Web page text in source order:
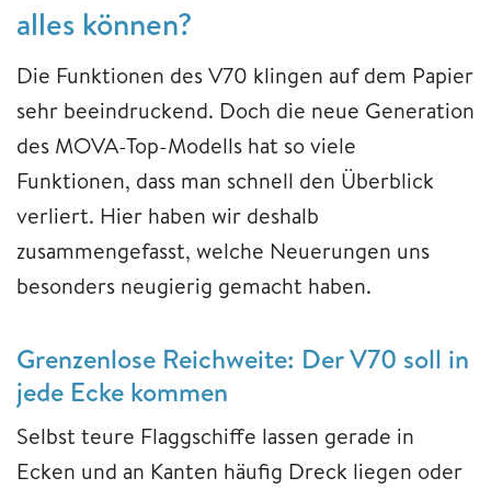
alles können?
Die Funktionen des V70 klingen auf dem Papier
sehr beeindruckend. Doch die neue Generation
des MOVA-Top-Modells hat so viele
Funktionen, dass man schnell den Überblick
verliert. Hier haben wir deshalb
zusammengefasst, welche Neuerungen uns
besonders neugierig gemacht haben.
Grenzenlose Reichweite: Der V70 soll in
jede Ecke kommen
Selbst teure Flaggschiffe lassen gerade in
Ecken und an Kanten häufig Dreck liegen oder